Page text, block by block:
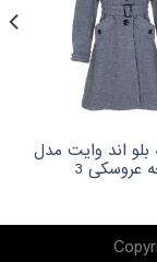
بلو اند وایت مدل
عروسکی 3